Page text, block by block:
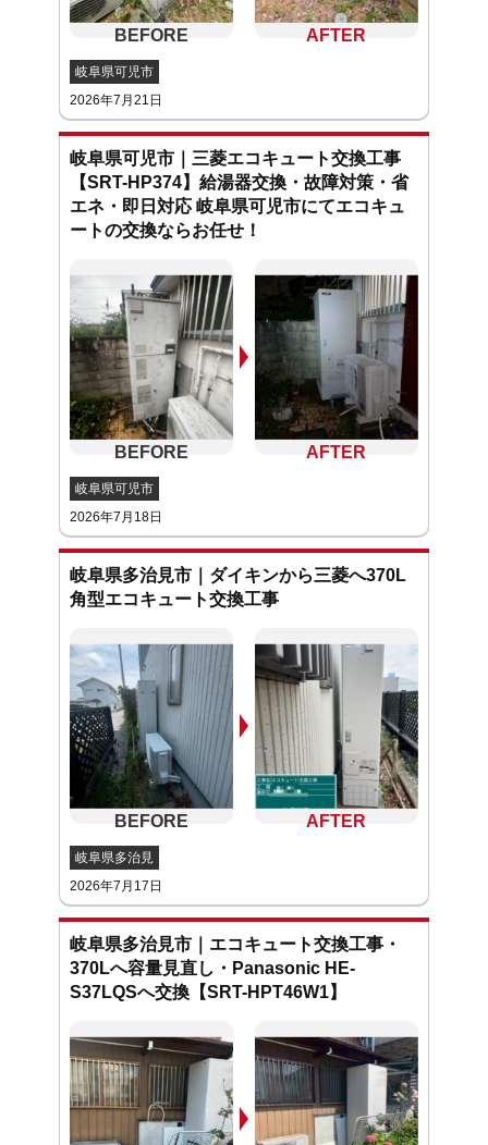
岐阜県可児市
2026年7月21日
岐阜県可児市｜三菱エコキュート交換工事
【SRT-HP374】給湯器交換・故障対策・省
エネ・即日対応 岐阜県可児市にてエコキュ
ートの交換ならお任せ！
岐阜県可児市
2026年7月18日
岐阜県多治見市｜ダイキンから三菱へ370L
角型エコキュート交換工事
岐阜県多治見
2026年7月17日
岐阜県多治見市｜エコキュート交換工事・
370Lへ容量見直し・Panasonic HE-
S37LQSへ交換【SRT-HPT46W1】